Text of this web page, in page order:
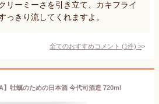
リーミーさを引き立て、カキフライ
っきり流してくれますよ。
全てのおすすめコメント (1件) >
】牡蠣のための日本酒 今代司酒造 720ml